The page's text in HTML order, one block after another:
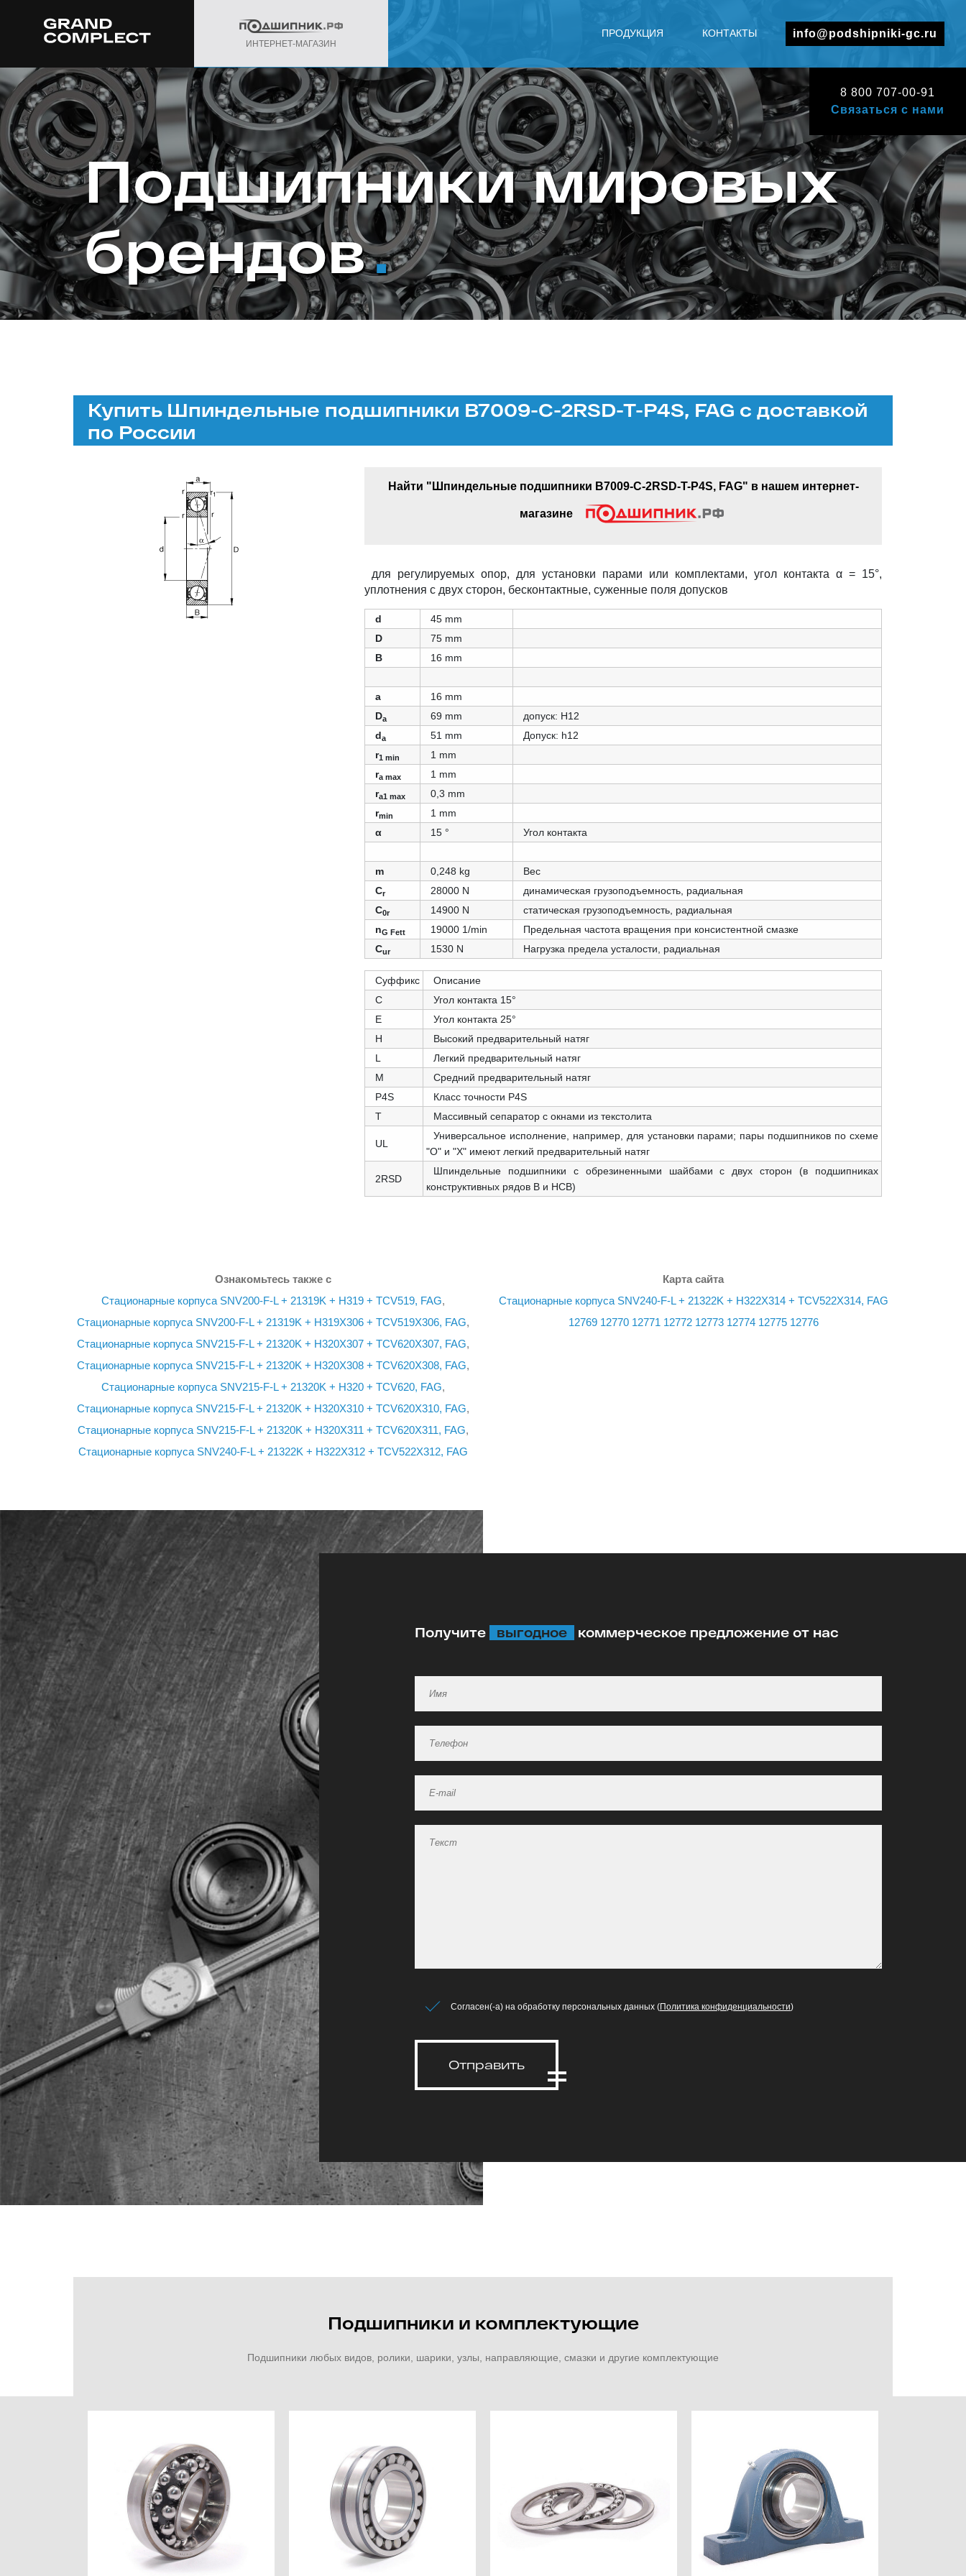
ИНТЕРНЕТ-МАГАЗИН
8 800 707-00-91
Связаться с нами
info@podshipniki-gc.ru
ПРОДУКЦИЯ КОНТАКТЫ
Подшипники мировых
брендов.
Купить Шпиндельные подшипники B7009-C-2RSD-T-P4S, FAG с доставкой
по России
Найти "Шпиндельные подшипники B7009-C-2RSD-T-P4S, FAG" в нашем интернет-
магазине
для регулируемых опор, для установки парами или комплектами, угол контакта α = 15°,
уплотнения с двух сторон, бесконтактные, суженные поля допусков
d
45 mm
D
75 mm
B
16 mm
a
16 mm
Da 69 mm
допуск: Н12
da 51 mm
Допуск: h12
r1 min
1 mm
ra max
1 mm
ra1 max
0,3 mm
rmin
1 mm
α
15 ° Угол контакта
m 0,248 kg
Вес
Cr 28000 N
динамическая грузоподъемность, радиальная
C0r 14900 N
статическая грузоподъемность, радиальная
nG Fett 19000 1/min
Предельная частота вращения при консистентной смазке
Cur 1530 N Нагрузка предела усталости, радиальная
Суффикс
Описание
С
Угол контакта 15°
E
Угол контакта 25°
H
Высокий предварительный натяг
L
Легкий предварительный натяг
M
Средний предварительный натяг
P4S
Класс точности P4S
T
Массивный сепаратор с окнами из текстолита
UL
Универсальное исполнение, например, для установки парами; пары подшипников по схеме
"O" и "X" имеют легкий предварительный натяг
2RSD
Шпиндельные подшипники с обрезиненными шайбами с двух сторон (в подшипниках
конструктивных рядов B и HCB)
Ознакомьтесь также с
Стационарные корпуса SNV200-F-L + 21319K + H319 + TCV519, FAG,
Стационарные корпуса SNV200-F-L + 21319K + H319X306 + TCV519X306, FAG,
Стационарные корпуса SNV215-F-L + 21320K + H320X307 + TCV620X307, FAG,
Стационарные корпуса SNV215-F-L + 21320K + H320X308 + TCV620X308, FAG,
Стационарные корпуса SNV215-F-L + 21320K + H320 + TCV620, FAG,
Стационарные корпуса SNV215-F-L + 21320K + H320X310 + TCV620X310, FAG,
Стационарные корпуса SNV215-F-L + 21320K + H320X311 + TCV620X311, FAG,
Стационарные корпуса SNV240-F-L + 21322K + H322X312 + TCV522X312, FAG
Карта сайта
Стационарные корпуса SNV240-F-L + 21322K + H322X314 + TCV522X314, FAG
12769 12770 12771 12772 12773 12774 12775 12776
Получите выгодное коммерческое предложение от нас
Согласен(-а) на обработку персональных данных (Политика конфиденциальности)
Отправить
Подшипники и комплектующие
Подшипники любых видов, ролики, шарики, узлы, направляющие, смазки и другие комплектующие